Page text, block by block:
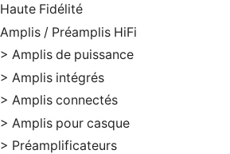
Haute Fidélité
Amplis / Préamplis HiFi
> Amplis de puissance
> Amplis intégrés
> Amplis connectés
> Amplis pour casque
> Préamplificateurs